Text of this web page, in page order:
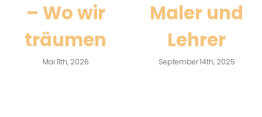
– Wo wir
träumen
Mai 11th, 2026
Maler und
Lehrer
September 14th, 2025